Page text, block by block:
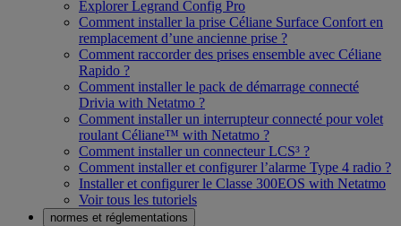
Explorer Legrand Config Pro
Comment installer la prise Céliane Surface Confort en
remplacement d’une ancienne prise ?
Comment raccorder des prises ensemble avec Céliane
Rapido ?
Comment installer le pack de démarrage connecté
Drivia with Netatmo ?
Comment installer un interrupteur connecté pour volet
roulant Céliane™ with Netatmo ?
Comment installer un connecteur LCS³ ?
Comment installer et configurer l’alarme Type 4 radio ?
Installer et configurer le Classe 300EOS with Netatmo
Voir tous les tutoriels
normes et réglementations